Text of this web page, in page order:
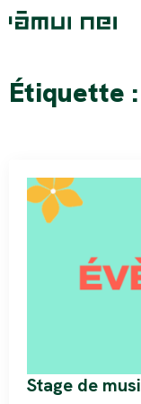
Étiquette :
Stage de